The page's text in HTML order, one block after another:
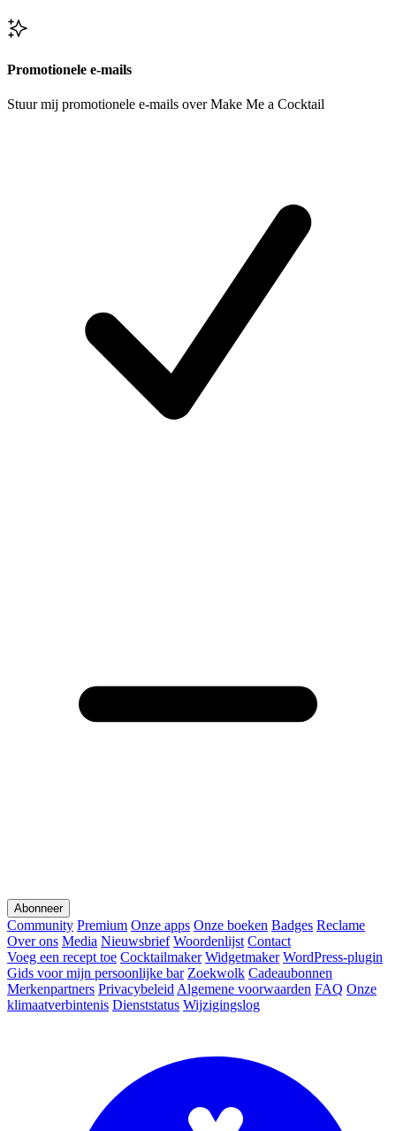
Promotionele e-mails
Stuur mij promotionele e-mails over Make Me a Cocktail
Abonneer
Community Premium Onze apps Onze boeken Badges Reclame
Over ons Media Nieuwsbrief Woordenlijst Contact
Voeg een recept toe Cocktailmaker Widgetmaker WordPress-plugin
Gids voor mijn persoonlijke bar Zoekwolk Cadeaubonnen
Merkenpartners Privacybeleid Algemene voorwaarden FAQ Onze
klimaatverbintenis Dienststatus Wijzigingslog